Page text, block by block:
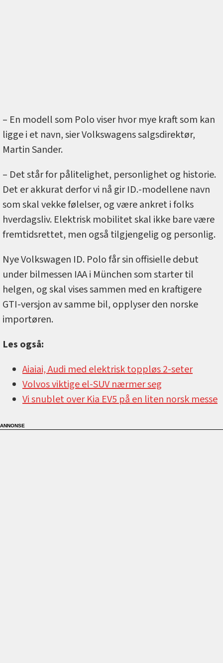
– En modell som Polo viser hvor mye kraft som kan
ligge i et navn, sier Volkswagens salgsdirektør,
Martin Sander.
– Det står for pålitelighet, personlighet og historie.
Det er akkurat derfor vi nå gir ID.-modellene navn
som skal vekke følelser, og være ankret i folks
hverdagsliv. Elektrisk mobilitet skal ikke bare være
fremtidsrettet, men også tilgjengelig og personlig.
Nye Volkswagen ID. Polo får sin offisielle debut
under bilmessen IAA i München som starter til
helgen, og skal vises sammen med en kraftigere
GTI-versjon av samme bil, opplyser den norske
importøren.
Les også:
Aiaiai, Audi med elektrisk toppløs 2-seter
Volvos viktige el-SUV nærmer seg
Vi snublet over Kia EV5 på en liten norsk messe